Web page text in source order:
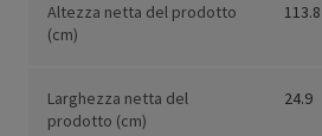
Altezza netta del prodotto
(cm)
113.8
Larghezza netta del
prodotto (cm)
24.9